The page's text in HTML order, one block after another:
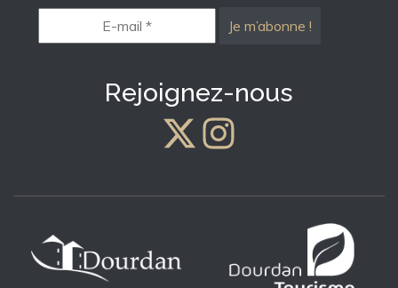
mail
*
Rejoignez-nous